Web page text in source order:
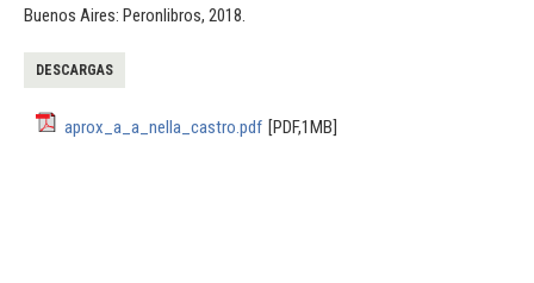
Buenos Aires: Peronlibros, 2018.
DESCARGAS
aprox_a_a_nella_castro.pdf [PDF,1MB]